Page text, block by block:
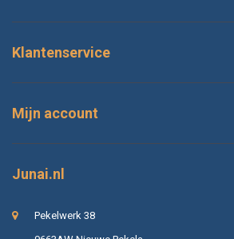
Klantenservice
Mijn account
Junai.nl
Pekelwerk 38